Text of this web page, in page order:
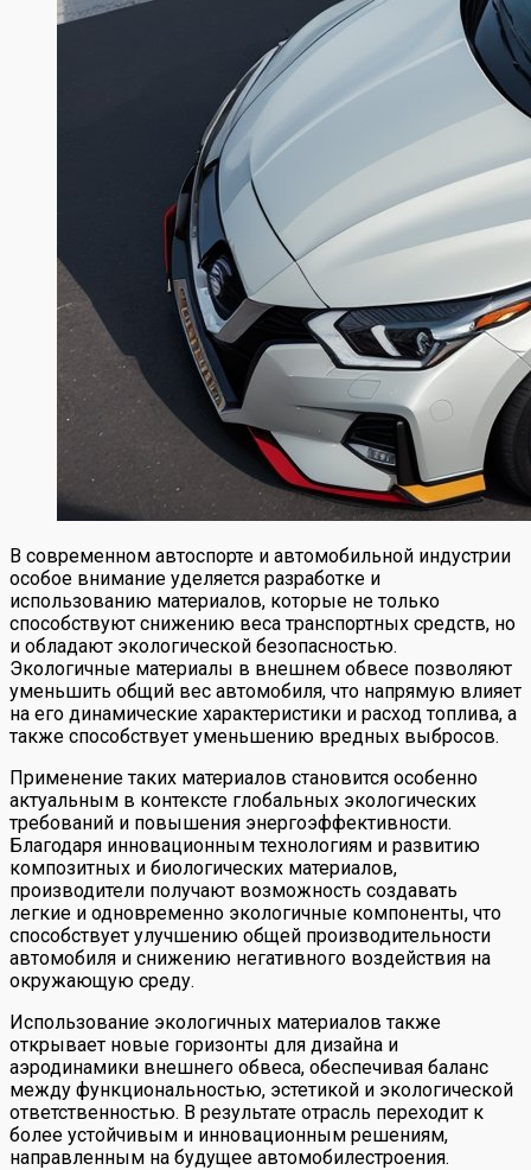
В современном автоспорте и автомобильной индустрии
особое внимание уделяется разработке и
использованию материалов, которые не только
способствуют снижению веса транспортных средств, но
и обладают экологической безопасностью.
Экологичные материалы в внешнем обвесе позволяют
уменьшить общий вес автомобиля, что напрямую влияет
на его динамические характеристики и расход топлива, а
также способствует уменьшению вредных выбросов.
Применение таких материалов становится особенно
актуальным в контексте глобальных экологических
требований и повышения энергоэффективности.
Благодаря инновационным технологиям и развитию
композитных и биологических материалов,
производители получают возможность создавать
легкие и одновременно экологичные компоненты, что
способствует улучшению общей производительности
автомобиля и снижению негативного воздействия на
окружающую среду.
Использование экологичных материалов также
открывает новые горизонты для дизайна и
аэродинамики внешнего обвеса, обеспечивая баланс
между функциональностью, эстетикой и экологической
ответственностью. В результате отрасль переходит к
более устойчивым и инновационным решениям,
направленным на будущее автомобилестроения.